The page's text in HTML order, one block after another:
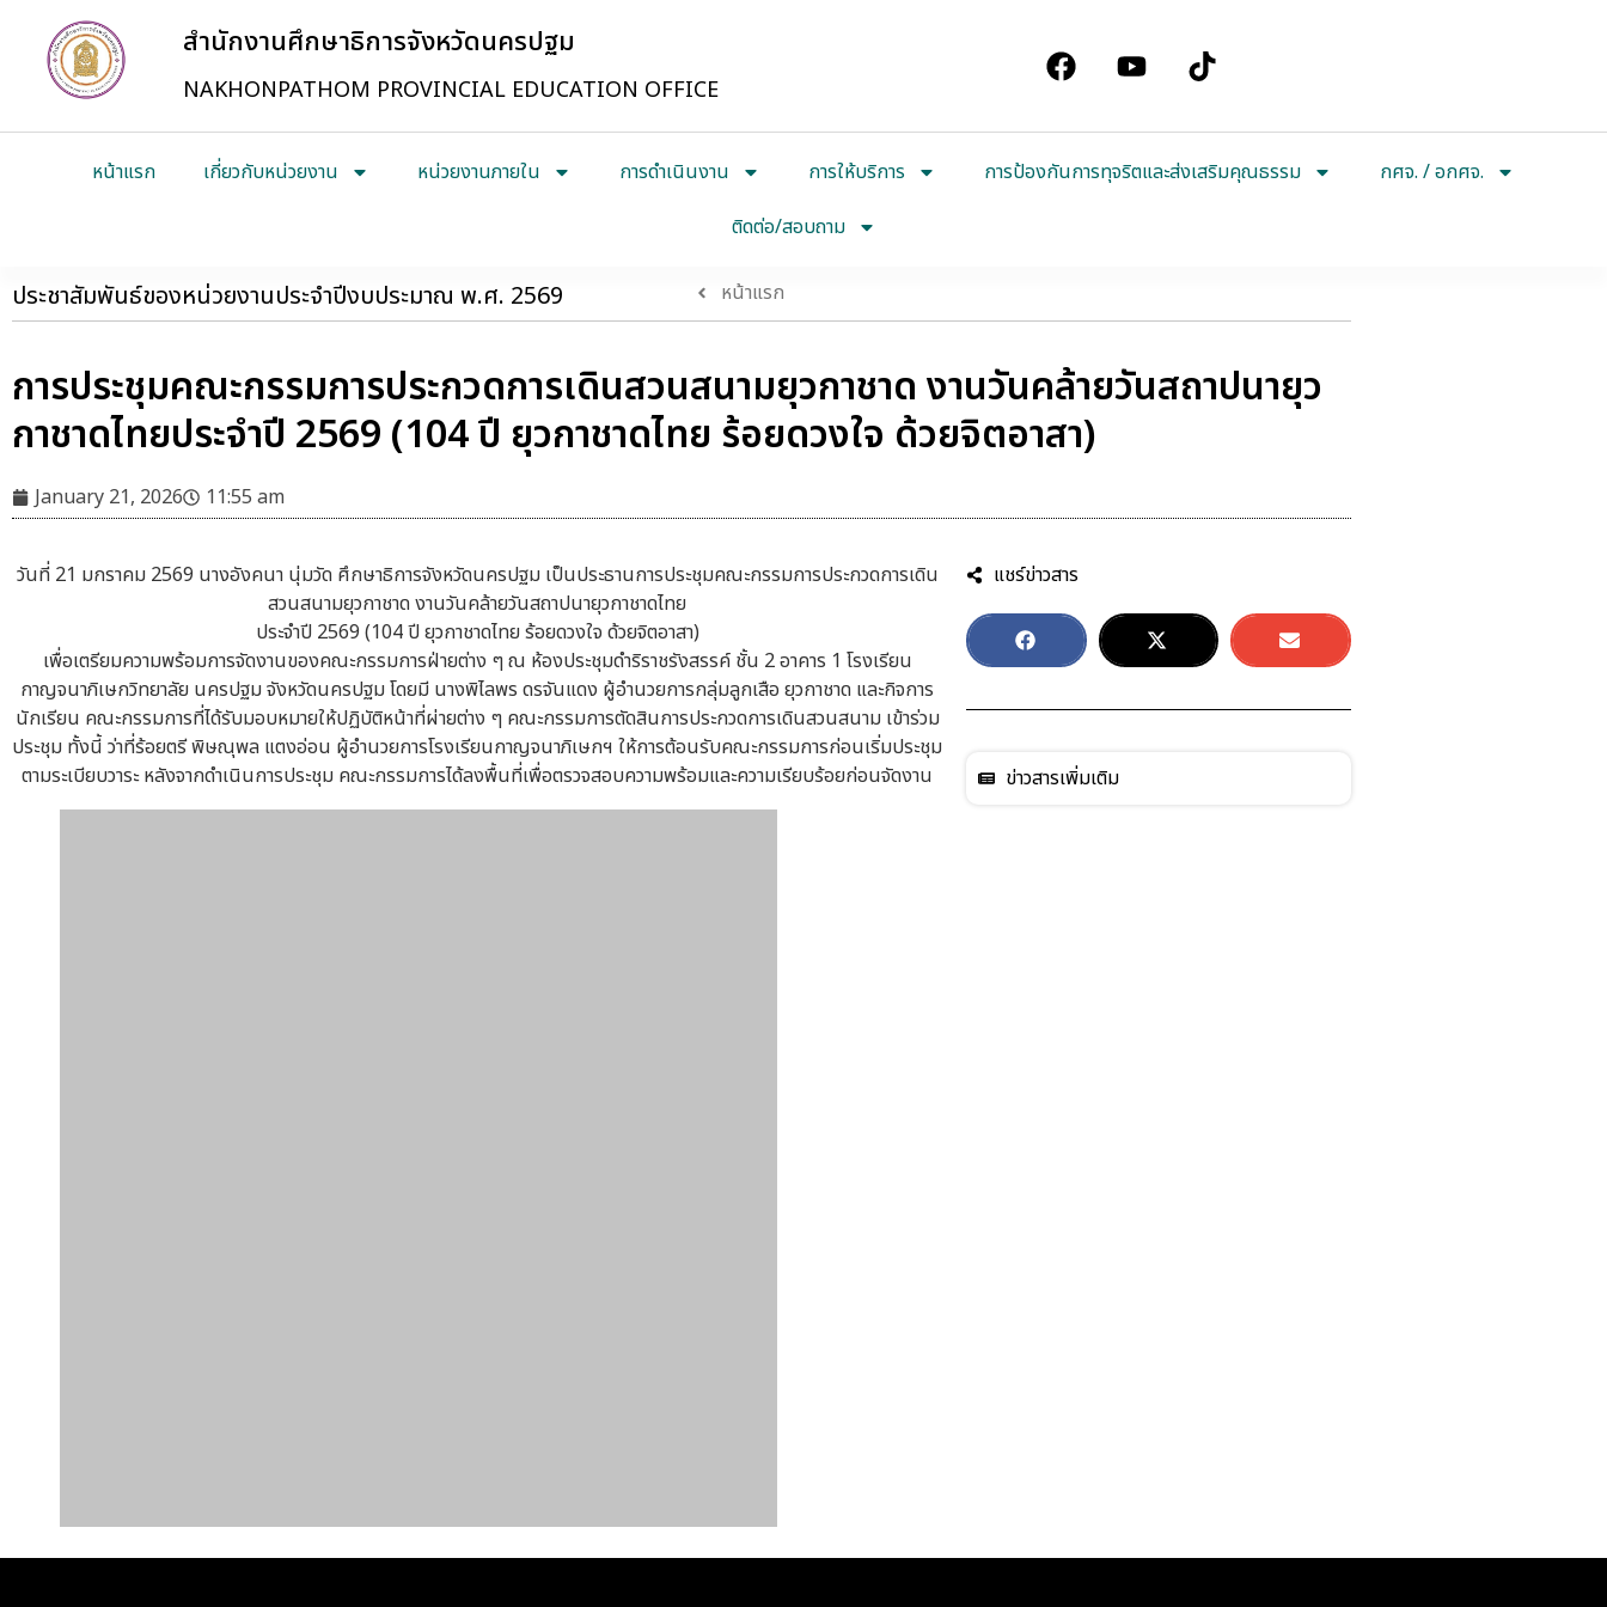
สำนักงานศึกษาธิการจังหวัดนครปฐม
NAKHONPATHOM PROVINCIAL EDUCATION OFFICE
หน้าแรก เกี่ยวกับหน่วยงาน หน่วยงานภายใน การดำเนินงาน การให้บริการ การป้องกันการทุจริตและส่งเสริมคุณธรรม
กศจ. / อกศจ.
ติดต่อ/สอบถาม
ประชาสัมพันธ์ของหน่วยงานประจำปีงบประมาณ พ.ศ. 2569 หน้าแรก
การประชุมคณะกรรมการประกวดการเดินสวนสนามยุวกาชาด งานวันคล้ายวันสถาปนายุว
กาชาดไทยประจำปี 2569 (104 ปี ยุวกาชาดไทย ร้อยดวงใจ ด้วยจิตอาสา)
January 21, 2026 11:55 am
วันที่ 21 มกราคม 2569 นางอังคนา นุ่มวัด ศึกษาธิการจังหวัดนครปฐม เป็นประธานการประชุมคณะกรรมการประกวดการเดิน
สวนสนามยุวกาชาด งานวันคล้ายวันสถาปนายุวกาชาดไทย
ประจำปี 2569 (104 ปี ยุวกาชาดไทย ร้อยดวงใจ ด้วยจิตอาสา)
เพื่อเตรียมความพร้อมการจัดงานของคณะกรรมการฝ่ายต่าง ๆ ณ ห้องประชุมดำริราชรังสรรค์ ชั้น 2 อาคาร 1 โรงเรียน
กาญจนาภิเษกวิทยาลัย นครปฐม จังหวัดนครปฐม โดยมี นางพิไลพร ดรจันแดง ผู้อำนวยการกลุ่มลูกเสือ ยุวกาชาด และกิจการ
นักเรียน คณะกรรมการที่ได้รับมอบหมายให้ปฏิบัติหน้าที่ผ่ายต่าง ๆ คณะกรรมการตัดสินการประกวดการเดินสวนสนาม เข้าร่วม
ประชุม ทั้งนี้ ว่าที่ร้อยตรี พิษณุพล แตงอ่อน ผู้อำนวยการโรงเรียนกาญจนาภิเษกฯ ให้การต้อนรับคณะกรรมการก่อนเริ่มประชุม
ตามระเบียบวาระ หลังจากดำเนินการประชุม คณะกรรมการได้ลงพื้นที่เพื่อตรวจสอบความพร้อมและความเรียบร้อยก่อนจัดงาน
แชร์ข่าวสาร
ข่าวสารเพิ่มเติม